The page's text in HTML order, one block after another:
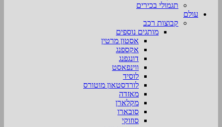
תגמולי בכירים
עולם
קבוצות רכב
מותגים נוספים
אסטון מרטין
אקספנג
דונגפנג
ווינפאסט
לוסיד
לורדסטאון מוטורס
מאזדה
מקלארן
סובארו
סוזוקי